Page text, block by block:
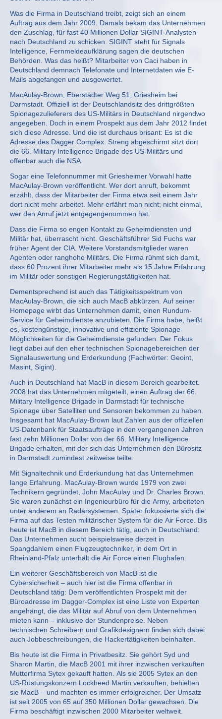
Was die Firma in Deutschland treibt, zeigt sich an einem
Auftrag aus dem Jahr 2009. Damals bekam das Unternehmen
den Zuschlag, für fast 40 Millionen Dollar SIGINT-Analysten
nach Deutschland zu schicken. SIGINT steht für Signals
Intelligence, Fernmeldeaufklärung sagen die deutschen
Behörden. Was das heißt? Mitarbeiter von Caci haben in
Deutschland demnach Telefonate und Internetdaten wie E-
Mails abgefangen und ausgewertet.
MacAulay-Brown, Eberstädter Weg 51, Griesheim bei
Darmstadt. Offiziell ist der Deutschlandsitz des drittgrößten
Spionagezulieferers des US-Militärs in Deutschland nirgendwo
angegeben. Doch in einem Prospekt aus dem Jahr 2012 findet
sich diese Adresse. Und die ist durchaus brisant: Es ist die
Adresse des Dagger Complex. Streng abgeschirmt sitzt dort
die 66. Military Intelligence Brigade des US-Militärs und
offenbar auch die NSA.
Sogar eine Telefonnummer mit Griesheimer Vorwahl hatte
MacAulay-Brown veröffentlicht. Wer dort anruft, bekommt
erzählt, dass der Mitarbeiter der Firma etwa seit einem Jahr
dort nicht mehr arbeitet. Mehr erfährt man nicht; nicht einmal,
wer den Anruf jetzt entgegengenommen hat.
Dass die Firma so engen Kontakt zu Geheimdiensten und
Militär hat, überrascht nicht. Geschäftsführer Sid Fuchs war
früher Agent der CIA. Weitere Vorstandsmitglieder waren
Agenten oder ranghohe Militärs. Die Firma rühmt sich damit,
dass 60 Prozent ihrer Mitarbeiter mehr als 15 Jahre Erfahrung
im Militär oder sonstigen Regierungstätigkeiten hat.
Dementsprechend ist auch das Tätigkeitsspektrum von
MacAulay-Brown, die sich auch MacB abkürzen. Auf seiner
Homepage wirbt das Unternehmen damit, einen Rundum-
Service für Geheimdienste anzubieten. Die Firma habe, heißt
es, kostengünstige, innovative und effiziente Spionage-
Möglichkeiten für die Geheimdienste gefunden. Der Fokus
liegt dabei auf den eher technischen Spionagebereichen der
Signalauswertung und Erderkundung (Fachwörter: Geoint,
Masint, Sigint).
Auch in Deutschland hat MacB in diesem Bereich gearbeitet.
2008 hat das Unternehmen mitgeteilt, einen Auftrag der 66.
Military Intelligence Brigade in Darmstadt für technische
Spionage über Satelliten und Sensoren bekommen zu haben.
Insgesamt hat MacAulay-Brown laut Zahlen aus der offiziellen
US-Datenbank für Staatsaufträge in den vergangenen Jahren
fast zehn Millionen Dollar von der 66. Military Intelligence
Brigade erhalten, mit der sich das Unternehmen den Bürositz
in Darmstadt zumindest zeitweise teilte.
Mit Signaltechnik und Erderkundung hat das Unternehmen
lange Erfahrung. MacAulay-Brown wurde 1979 von zwei
Technikern gegründet, John MacAulay und Dr. Charles Brown.
Sie waren zunächst ein Ingenieurbüro für die Army, arbeiteten
unter anderem an Radarsystemen. Später fokussierte sich die
Firma auf das Testen militärischer System für die Air Force. Bis
heute ist MacB in diesem Bereich tätig, auch in Deutschland:
Das Unternehmen sucht beispielsweise derzeit in
Spangdahlem einen Flugzeugtechniker, in dem Ort in
Rheinland-Pfalz unterhält die Air Force einen Flughafen.
Ein weiterer Geschäftsbereich von MacB ist die
Cybersicherheit – auch hier ist die Firma offenbar in
Deutschland tätig: Dem veröffentlichten Prospekt mit der
Büroadresse im Dagger-Complex ist eine Liste von Experten
angehängt, die das Militär auf Abruf von dem Unternehmen
mieten kann – inklusive der Stundenpreise. Neben
technischen Schreibern und Grafikdesignern finden sich dabei
auch Jobbeschreibungen, die Hackertätigkeiten beinhalten.
Bis heute ist die Firma in Privatbesitz. Sie gehört Syd und
Sharon Martin, die MacB 2001 mit ihrer inzwischen verkauften
Mutterfirma Sytex gekauft hatten. Als sie 2005 Sytex an den
US-Rüstungskonzern Lockheed Martin verkauften, behielten
sie MacB – und machten es immer erfolgreicher. Der Umsatz
ist seit 2005 von 65 auf 350 Millionen Dollar gewachsen. Die
Firma beschäftigt inzwischen 2000 Mitarbeiter weltweit.